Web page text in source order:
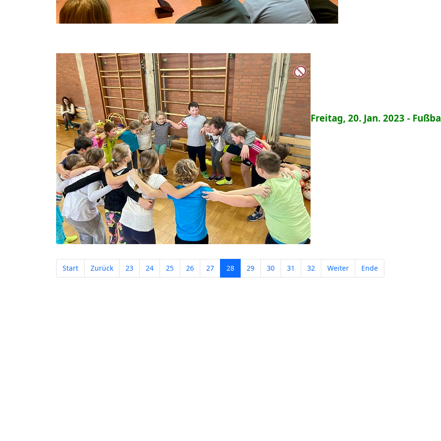
Freitag, 20. Jan. 2023 -
Start Zurück 23 24 25 26 27 28 29 30 31 32 Weiter Ende